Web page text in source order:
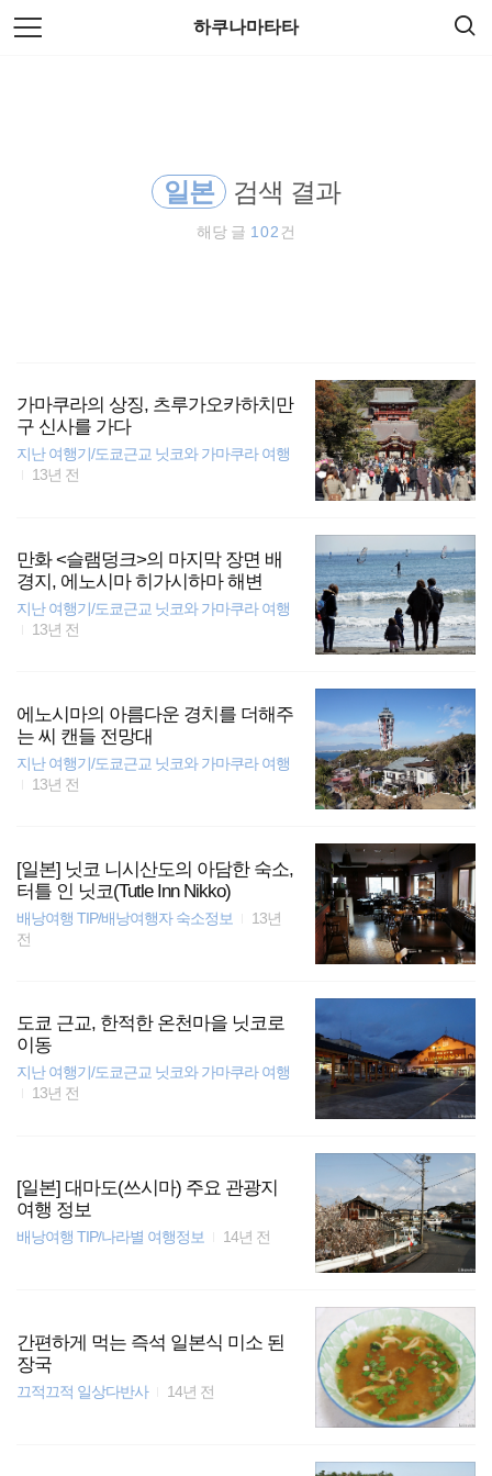
본
문
하쿠나마타타
일본 검색 결과
해당 글 102 건
가마쿠라의 상징, 츠루가오카하치만
구 신사를 가다
지난 여행기/도쿄근교 닛코와 가마쿠라 여행
13년 전
만화 <슬램덩크>의 마지막 장면 배
경지, 에노시마 히가시하마 해변
지난 여행기/도쿄근교 닛코와 가마쿠라 여행
13년 전
에노시마의 아름다운 경치를 더해주
는 씨 캔들 전망대
지난 여행기/도쿄근교 닛코와 가마쿠라 여행
13년 전
[일본] 닛코 니시산도의 아담한 숙소,
터틀 인 닛코(Tutle Inn Nikko)
배낭여행 TIP/배낭여행자 숙소정보
13년
전
도쿄 근교, 한적한 온천마을 닛코로
이동
지난 여행기/도쿄근교 닛코와 가마쿠라 여행
13년 전
[일본] 대마도(쓰시마) 주요 관광지
여행 정보
배낭여행 TIP/나라별 여행정보 14년 전
간편하게 먹는 즉석 일본식 미소 된
장국
끄적끄적 일상다반사 14년 전
색
동남아 배낭여행
여행